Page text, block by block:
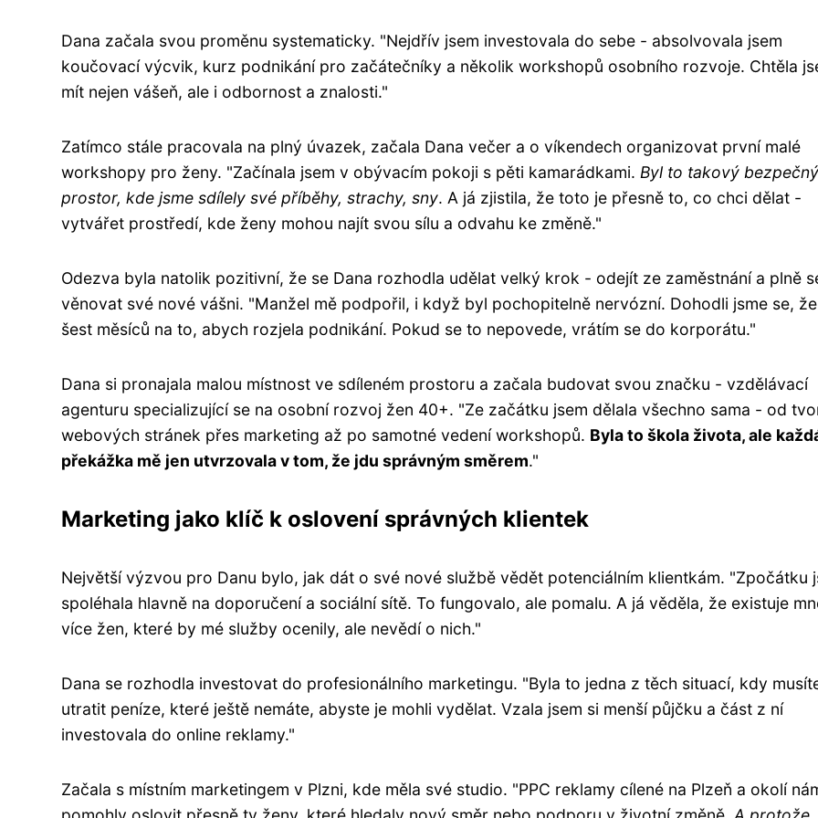
Dana začala svou proměnu systematicky. "Nejdřív jsem investovala do sebe - absolvovala jsem
koučovací výcvik, kurz podnikání pro začátečníky a několik workshopů osobního rozvoje. Chtěla
mít nejen vášeň, ale i odbornost a znalosti."
Zatímco stále pracovala na plný úvazek, začala Dana večer a o víkendech organizovat první malé
workshopy pro ženy. "Začínala jsem v obývacím pokoji s pěti kamarádkami. Byl to takový bezpečný
prostor, kde jsme sdílely své příběhy, strachy, sny. A já zjistila, že toto je přesně to, co chci dělat -
vytvářet prostředí, kde ženy mohou najít svou sílu a odvahu ke změně."
Odezva byla natolik pozitivní, že se Dana rozhodla udělat velký krok - odejít ze zaměstnání a plně
věnovat své nové vášni. "Manžel mě podpořil, i když byl pochopitelně nervózní. Dohodli jsme se,
šest měsíců na to, abych rozjela podnikání. Pokud se to nepovede, vrátím se do korporátu."
Dana si pronajala malou místnost ve sdíleném prostoru a začala budovat svou značku - vzdělávací
agenturu specializující se na osobní rozvoj žen 40+. "Ze začátku jsem dělala všechno sama - od
webových stránek přes marketing až po samotné vedení workshopů. Byla to škola života, ale
překážka mě jen utvrzovala v tom, že jdu správným směrem."
Marketing jako klíč k oslovení správných klientek
Největší výzvou pro Danu bylo, jak dát o své nové službě vědět potenciálním klientkám. "Zpočátku
spoléhala hlavně na doporučení a sociální sítě. To fungovalo, ale pomalu. A já věděla, že existuje
více žen, které by mé služby ocenily, ale nevědí o nich."
Dana se rozhodla investovat do profesionálního marketingu. "Byla to jedna z těch situací, kdy
utratit peníze, které ještě nemáte, abyste je mohli vydělat. Vzala jsem si menší půjčku a část z ní
investovala do online reklamy."
Začala s místním marketingem v Plzni, kde měla své studio. "PPC reklamy cílené na Plzeň a okolí